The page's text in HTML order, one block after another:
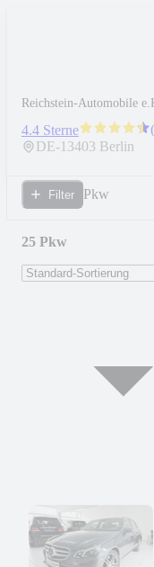
Reichstein-Automobile
4.4 Sterne (
DE-13403 Berlin
Filter Pkw
25 Pkw